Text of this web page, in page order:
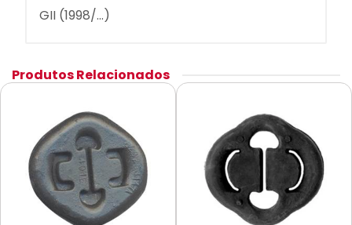
GII (1998/...)
Produtos Relacionados